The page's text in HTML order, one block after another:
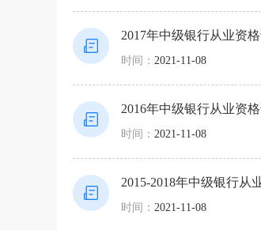
2017年中级银行从业资
时间： 2021-11-08
2016年中级银行从业资
时间： 2021-11-08
2015-2018年中级银行从
时间： 2021-11-08